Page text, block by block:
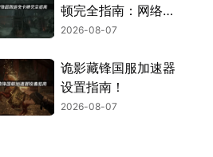
顿完全指南：网络优
化与解决技巧！
2026-08-07
诡影藏锋国服加速器
设置指南！
2026-08-07